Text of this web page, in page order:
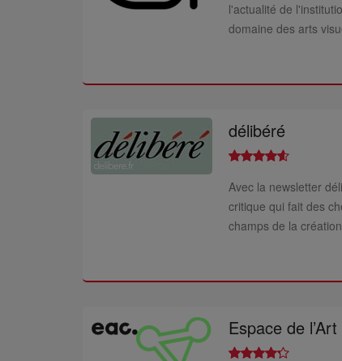
l'actualité de
domaine des arts
délibéré
Avec la newsletter
critique qui fait des
champs de la
Espace de